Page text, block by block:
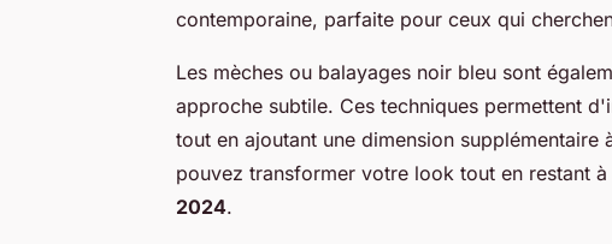
contemporaine, parfaite pour ceux qui
Les mèches ou balayages noir bleu sont
approche subtile. Ces techniques permettent
tout en ajoutant une dimension
pouvez transformer votre look tout en restant
2024.